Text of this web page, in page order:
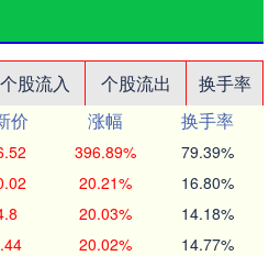
个股流入 个股流出
换手率
价 涨幅
换手率
396.89% 79.39%
20.21% 16.80%
20.03% 14.18%
20.02% 14.77%